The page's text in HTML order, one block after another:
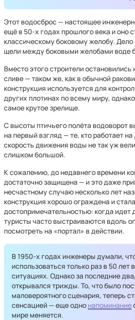
Этот водосброс — настоящее
ещё в 50-х годах прошлого века и оно
классическому боковому желобу. Дело
щели между боковыми желобами воде
Вместо этого строители
сливе — таком же, как в обычной
конструкция используется для
других плотинах по всему миру,
самое крутое зрелище.
С высоты птичьего полёта водоворот
на первый взгляд — те, кто работает
скорость движения воды не так уж
слишком большой.
К сожалению, до недавнего времени
достаточно защищена — и это даже
несчастному случаю несколько лет
конструкция хорошо ограждена и
достопримечательностью: когда идет
туристы часто выстраиваются вдоль
посмотреть на «портал» в действии.
В 1950-х годах инженеры думали,
использоваться только раз в 50 лет
ситуациях. Однако за последние
открывался трижды. То, что было
маловероятного сценария, теперь
сенсацией — еще одно напоминание
мире меняется.